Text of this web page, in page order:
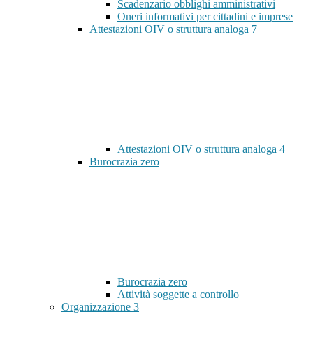
Scadenzario obblighi amministrativi
Oneri informativi per cittadini e imprese
Attestazioni OIV o struttura analoga 7
Attestazioni OIV o struttura analoga 4
Burocrazia zero
Burocrazia zero
Attività soggette a controllo
Organizzazione 3